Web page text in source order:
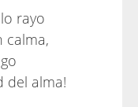
rayo
calma,
del alma!